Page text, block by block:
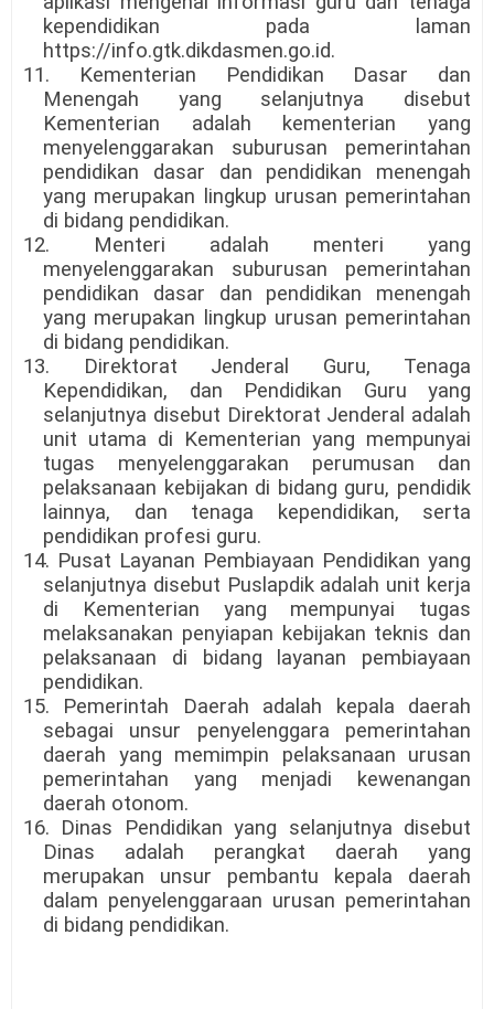
kependidikan pada laman
https://info.gtk.dikdasmen.go.id.
11. Kementerian Pendidikan Dasar dan
Menengah yang selanjutnya disebut
Kementerian adalah kementerian yang
menyelenggarakan suburusan pemerintahan
pendidikan dasar dan pendidikan menengah
yang merupakan lingkup urusan pemerintahan
di bidang pendidikan.
12. Menteri adalah menteri yang
menyelenggarakan suburusan pemerintahan
pendidikan dasar dan pendidikan menengah
yang merupakan lingkup urusan pemerintahan
di bidang pendidikan.
13. Direktorat Jenderal Guru, Tenaga
Kependidikan, dan Pendidikan Guru yang
selanjutnya disebut Direktorat Jenderal adalah
unit utama di Kementerian yang mempunyai
tugas menyelenggarakan perumusan dan
pelaksanaan kebijakan di bidang guru, pendidik
lainnya, dan tenaga kependidikan, serta
pendidikan profesi guru.
14. Pusat Layanan Pembiayaan Pendidikan yang
selanjutnya disebut Puslapdik adalah unit kerja
di Kementerian yang mempunyai tugas
melaksanakan penyiapan kebijakan teknis dan
pelaksanaan di bidang layanan pembiayaan
pendidikan.
15. Pemerintah Daerah adalah kepala daerah
sebagai unsur penyelenggara pemerintahan
daerah yang memimpin pelaksanaan urusan
pemerintahan yang menjadi kewenangan
daerah otonom.
16. Dinas Pendidikan yang selanjutnya disebut
Dinas adalah perangkat daerah yang
merupakan unsur pembantu kepala daerah
dalam penyelenggaraan urusan pemerintahan
di bidang pendidikan.